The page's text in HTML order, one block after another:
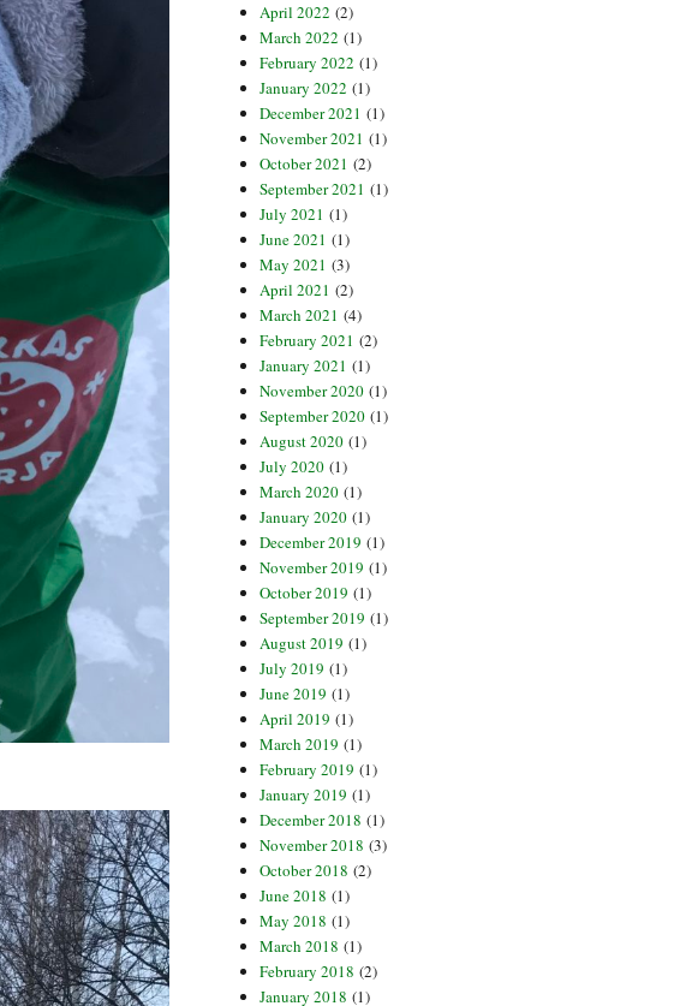
April 2022 (2)
March 2022 (1)
February 2022 (1)
January 2022 (1)
December 2021 (1)
November 2021 (1)
October 2021 (2)
September 2021 (1)
July 2021 (1)
June 2021 (1)
May 2021 (3)
April 2021 (2)
March 2021 (4)
February 2021 (2)
January 2021 (1)
November 2020 (1)
September 2020 (1)
August 2020 (1)
July 2020 (1)
March 2020 (1)
January 2020 (1)
December 2019 (1)
November 2019 (1)
October 2019 (1)
September 2019 (1)
August 2019 (1)
July 2019 (1)
June 2019 (1)
April 2019 (1)
March 2019 (1)
February 2019 (1)
January 2019 (1)
December 2018 (1)
November 2018 (3)
October 2018 (2)
June 2018 (1)
May 2018 (1)
March 2018 (1)
February 2018 (2)
January 2018 (1)